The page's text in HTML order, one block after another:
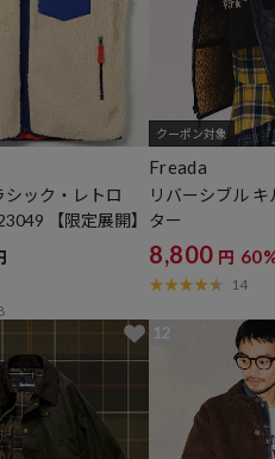
シック・レトロ
【限定展開】
クーポン対象
Freada
リバーシブル
ター
8,800 円
14
12